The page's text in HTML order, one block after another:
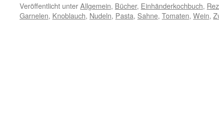
Veröffentlicht unterAllgemein, Bücher, Einhänderkochbuch,
Garnelen, Knoblauch, Nudeln, Pasta, Sahne, Tomaten, Wein,